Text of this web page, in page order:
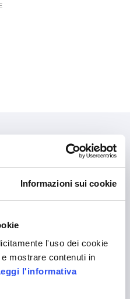
Informazioni sui cookie
l'uso dei cookie
mostrare contenuti in
l'informativa
GROUP